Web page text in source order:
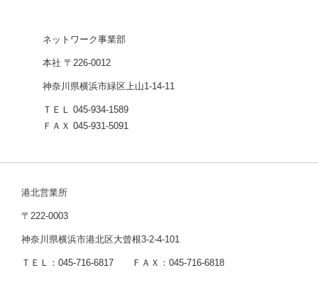
ネットワーク事業部
本社 〒226-0012
神奈川県横浜市緑区上山1-14-11
ＴＥＬ 045-934-1589
ＦＡＸ 045-931-5091
港北営業所
〒222-0003
神奈川県横浜市港北区大曾根3-2-4-101
ＴＥＬ：045-716-6817 ＦＡＸ：045-716-6818